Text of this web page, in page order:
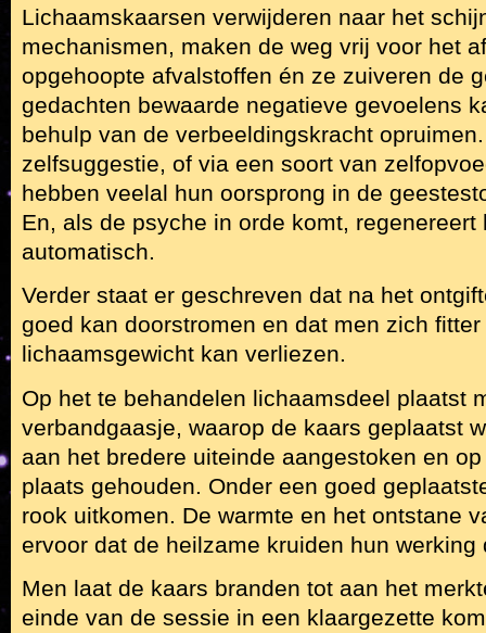
Lichaamskaarsen verwijderen naar het
mechanismen, maken de weg vrij voor het
opgehoopte afvalstoffen én ze zuiveren de
gedachten bewaarde negatieve gevoelens
behulp van de verbeeldingskracht
zelfsuggestie, of via een soort van
hebben veelal hun oorsprong in de
En, als de psyche in orde komt,
automatisch.
Verder staat er geschreven dat na het
goed kan doorstromen en dat men zich
lichaamsgewicht kan verliezen.
Op het te behandelen lichaamsdeel plaatst
verbandgaasje, waarop de kaars geplaatst
aan het bredere uiteinde aangestoken en
plaats gehouden. Onder een goed
rook uitkomen. De warmte en het ontstane
ervoor dat de heilzame kruiden hun werking
Men laat de kaars branden tot aan het
einde van de sessie in een klaargezette